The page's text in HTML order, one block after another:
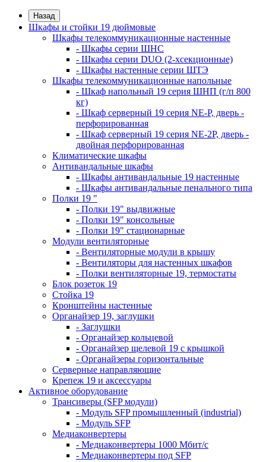
Назад
Шкафы и стойки 19 дюймовые
Шкафы телекоммуникационные настенные
- Шкафы серии ШНС
- Шкафы серии DUO (2-хсекционные)
- Шкафы настенные серии ШТЭ
Шкафы телекоммуникационные напольные
- Шкаф напольный 19 серия ШНП (г/п 800
кг)
- Шкаф серверный 19 серия NE-P, дверь -
перфорированная
- Шкаф серверный 19 серия NE-2P, дверь -
двойная перфорированная
Климатические шкафы
Антивандальные шкафы
- Шкафы антивандальные 19 настенные
- Шкафы антивандальные пенального типа
Полки 19 "
- Полки 19" выдвижные
- Полки 19" консольные
- Полки 19" стационарные
Модули вентиляторные
- Вентиляторные модули в крышу
- Вентиляторы для настенных шкафов
- Полки вентиляторные 19, термостаты
Блок розеток 19
Стойка 19
Кронштейны настенные
Органайзер 19, заглушки
- Заглушки
- Органайзер кольцевой
- Органайзер щелевой 19 с крышкой
- Органайзеры горизонтальные
Серверные направляющие
Крепеж 19 и аксессуары
Активное оборудование
Трансиверы (SFP модули)
- Модуль SFP промышленный (industrial)
- Модуль SFP
Медиаконвертеры
- Медиаконвертеры 1000 Мбит/с
- Медиаконвертеры под SFP